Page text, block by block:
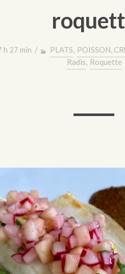
h 27 min / PLATS, POISSON,
Radis, Roquette